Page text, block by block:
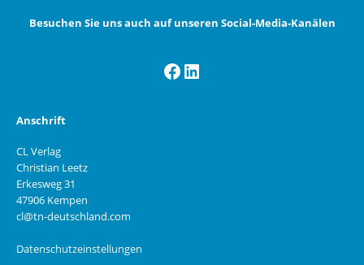
Besuchen Sie uns auch auf unseren Social-Media-Kanälen
Facebook
LinkedIn
Anschrift
CL Verlag
Christian Leetz
Erkesweg 31
47906 Kempen
cl@tn-deutschland.com
Datenschutzeinstellungen